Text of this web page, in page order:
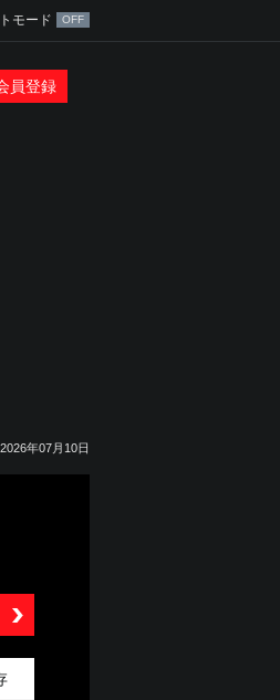
モード
員登録
年07月10日